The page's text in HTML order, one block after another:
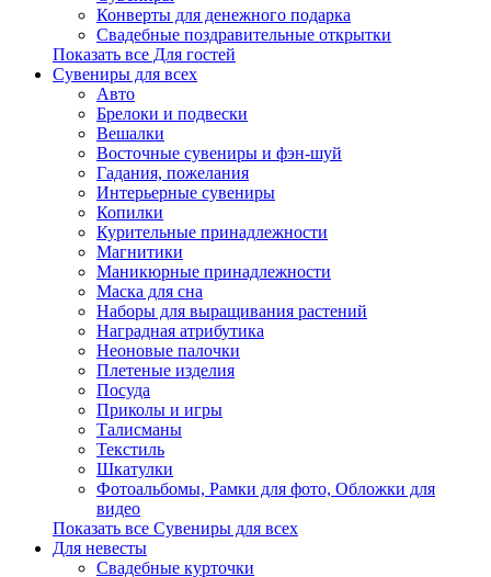
Конверты для денежного подарка
Свадебные поздравительные открытки
Показать все Для гостей
Сувениры для всех
Авто
Брелоки и подвески
Вешалки
Восточные сувениры и фэн-шуй
Гадания, пожелания
Интерьерные сувениры
Копилки
Курительные принадлежности
Магнитики
Маникюрные принадлежности
Маска для сна
Наборы для выращивания растений
Наградная атрибутика
Неоновые палочки
Плетеные изделия
Посуда
Приколы и игры
Талисманы
Текстиль
Шкатулки
Фотоальбомы, Рамки для фото, Обложки для
видео
Показать все Сувениры для всех
Для невесты
Свадебные курточки